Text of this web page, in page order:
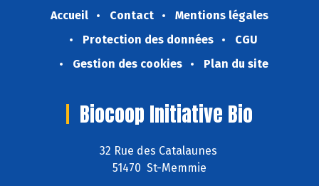
Accueil Contact
Mentions légales
Protection des données
CGU
Gestion des cookies
Plan du site
Biocoop Initiative Bio
32 Rue des Catalaunes
51470 St-Memmie